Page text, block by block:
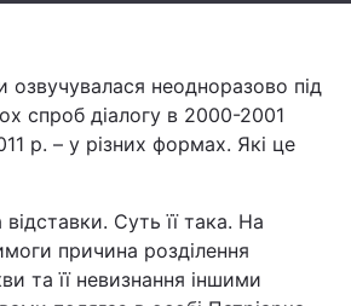
озвучувалася неодноразово під
спроб діалогу в 2000-2001
р. – у різних формах. Які це
Суть її така. На
причина розділення
та її невизнання іншими